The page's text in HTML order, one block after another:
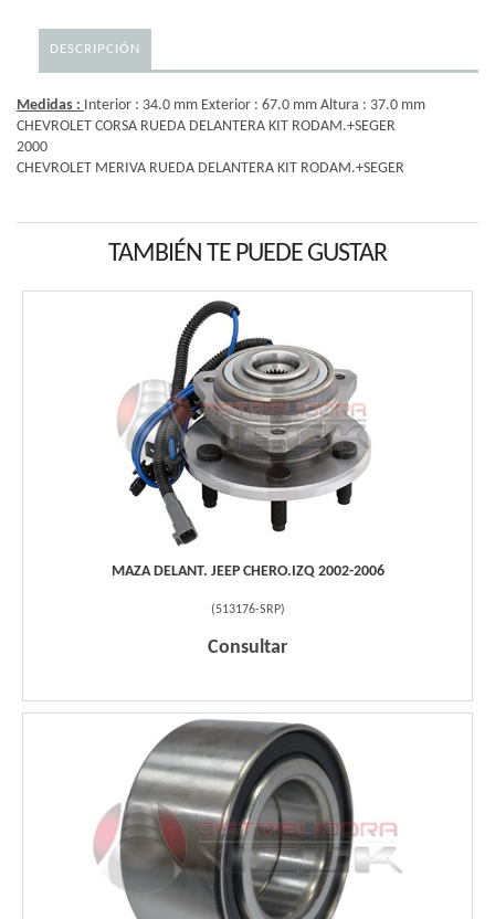
DESCRIPCIÓN
Medidas : Interior : 34.0 mm Exterior : 67.0 mm Altura : 37.0 mm
CHEVROLET CORSA RUEDA DELANTERA KIT RODAM.+SEGER
2000
CHEVROLET MERIVA RUEDA DELANTERA KIT RODAM.+SEGER
TAMBIÉN TE PUEDE GUSTAR
MAZA DELANT. JEEP CHERO.IZQ 2002-2006
(513176-SRP)
Consultar